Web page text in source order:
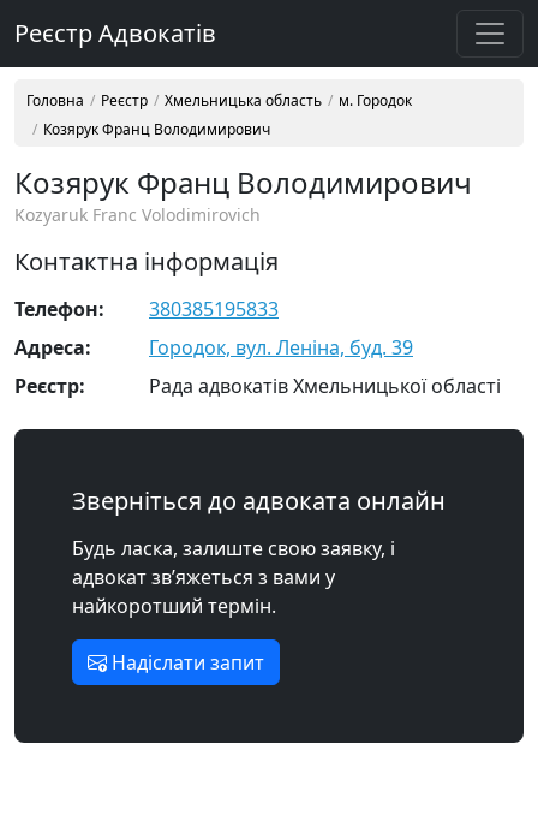
Реєстр Адвокатів
Головна Реєстр Хмельницька область
м. Городок
Козярук Франц Володимирович
Козярук Франц Володимирович
Kozyaruk Franc Volodimirovich
Контактна інформація
Телефон:
380385195833
Адреса:
Городок, вул. Леніна, буд. 39
Реєстр:
Рада адвокатів Хмельницької області
Зверніться до адвоката онлайн
Будь ласка, залиште свою заявку, і
адвокат зв’яжеться з вами у
найкоротший термін.
Надіслати запит